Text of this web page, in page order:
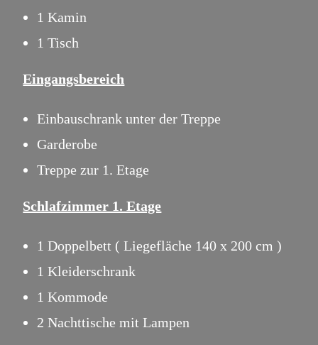
1 Kamin
1 Tisch
Eingangsbereich
Einbauschrank unter der Treppe
Garderobe
Treppe zur 1. Etage
Schlafzimmer 1. Etage
1 Doppelbett ( Liegefläche 140 x 200 cm )
1 Kleiderschrank
1 Kommode
2 Nachttische mit Lampen